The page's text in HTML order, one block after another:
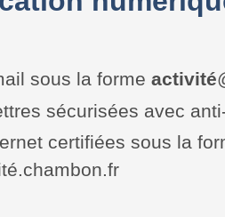
sous la forme activité
sécurisées avec
certifiées sous la